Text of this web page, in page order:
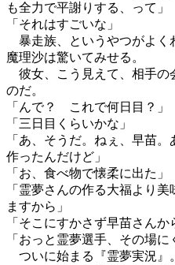
も全力で平謝りする、って」
「それはすごいな」
暴走族、というやつがよく
魔理沙は驚いてみせる。
彼女、こう見えて、相手の
のだ。
「んで？ これで何日目？」
「三日目くらいかな」
「あ、そうだ。ねぇ、早苗
作ったんだけど」
「お、食べ物で懐柔に出た」
「霊夢さんの作る大福より
ますから」
「そこにすかさず早苗さんか
「おっと霊夢選手、その場に
ついに始まる『霊夢実況』。